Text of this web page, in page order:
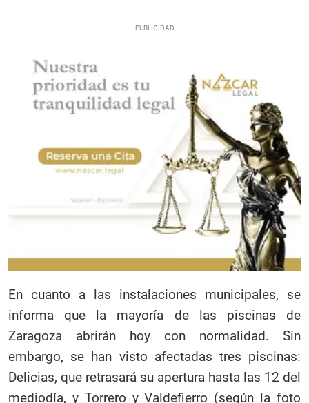
En cuanto a las instalaciones municipales, se
informa que la mayoría de las piscinas de
Zaragoza abrirán hoy con normalidad. Sin
embargo, se han visto afectadas tres piscinas:
Delicias, que retrasará su apertura hasta las 12 del
mediodía, y Torrero y Valdefierro (según la foto